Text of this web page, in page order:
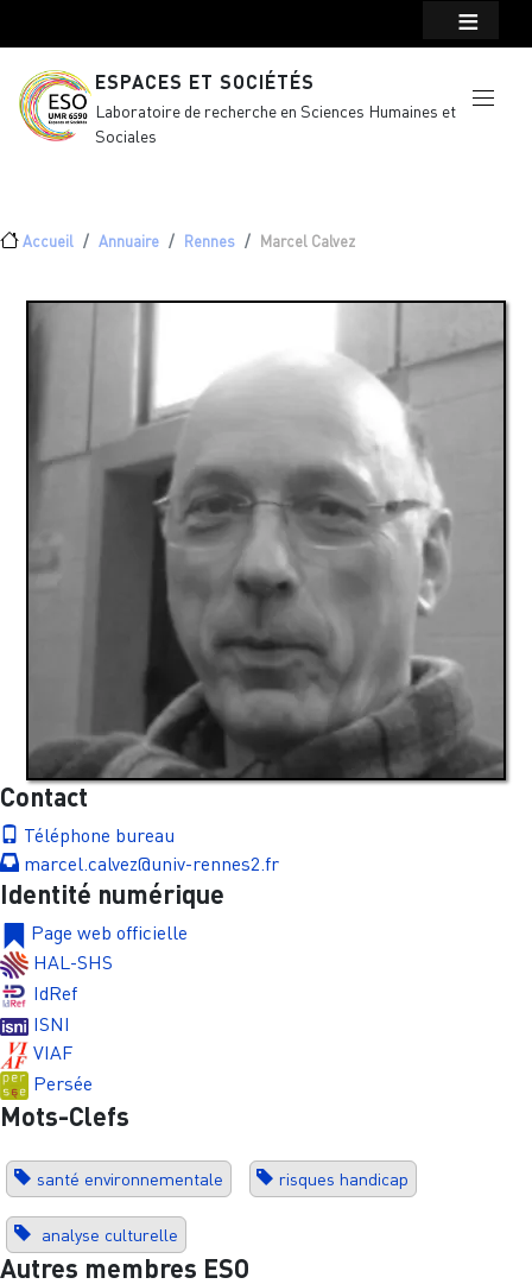
ESPACES ET SOCIÉTÉS
Laboratoire de recherche en Sciences Humaines et
Sociales
Fil d'Ariane
Accueil Annuaire Rennes Marcel Calvez
Contact
Téléphone bureau
marcel.calvez@univ-rennes2.fr
Identité numérique
Page web officielle
HAL-SHS
IdRef
ISNI
VIAF
Persée
Mots-Clefs
santé environnementale risques handicap
analyse culturelle
Autres membres ESO